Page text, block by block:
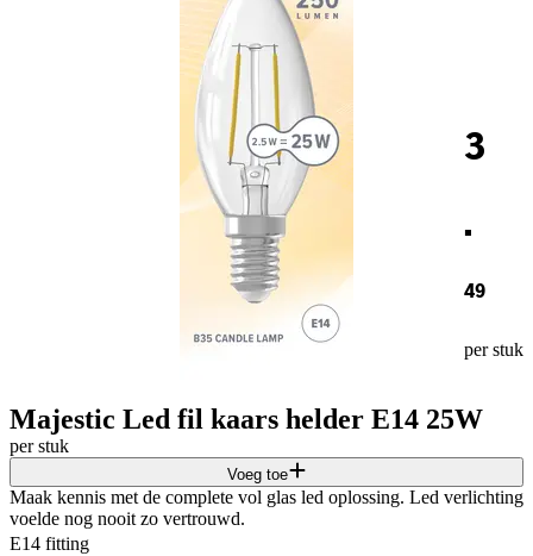
3
.
49
per stuk
Majestic Led fil kaars helder E14 25W
per stuk
Voeg toe
Maak kennis met de complete vol glas led oplossing. Led verlichting
voelde nog nooit zo vertrouwd.
E14 fitting